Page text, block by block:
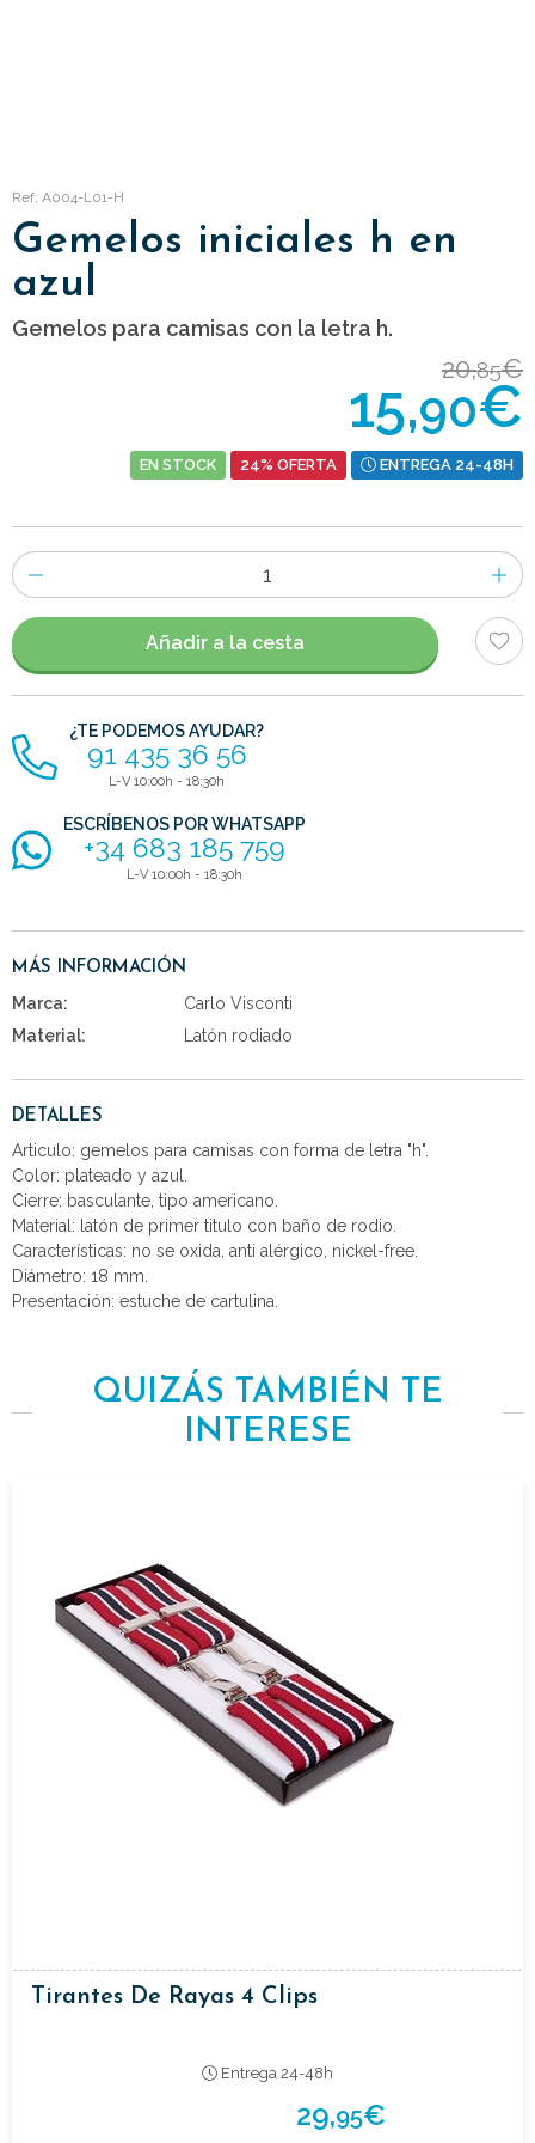
Ref: A004-L01-H
Gemelos iniciales h en
azul
Gemelos para camisas con la letra h.
20,85€
15,90€
EN STOCK 24% OFERTA ENTREGA 24-48H
Número
de
artículos
Añadir a la cesta
¿TE PODEMOS AYUDAR?
91 435 36 56
L-V 10:00h - 18:30h
ESCRÍBENOS POR WHATSAPP
+34 683 185 759
L-V 10:00h - 18:30h
MÁS INFORMACIÓN
Marca:
Carlo Visconti
Material:
Latón rodiado
DETALLES
Articulo: gemelos para camisas con forma de letra "h".
Color: plateado y azul.
Cierre: basculante, tipo americano.
Material: latón de primer titulo con baño de rodio.
Características: no se oxida, anti alérgico, nickel-free.
Diámetro: 18 mm.
Presentación: estuche de cartulina.
QUIZÁS TAMBIÉN TE
INTERESE
Tirantes De Rayas 4 Clips
Entrega 24-48h
29,95€